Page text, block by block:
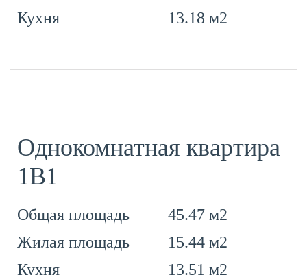
Кухня
13.18 м2
Однокомнатная квартира
1В1
Общая площадь
45.47 м2
Жилая площадь
15.44 м2
Кухня
13.51 м2